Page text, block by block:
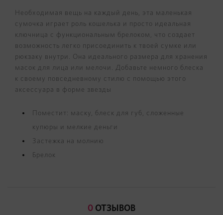
Необходимая вещь на каждый день, эта маленькая
сумочка играет роль кошелька и просто идеальная
ключница с функциональным брелоком, что создает
возможность легко присоединить к твоей сумке или
рюкзаку внутри. Она идеального размера для хранения
масок для лица или мелочи. Добавьте немного блеска
к своему повседневному стилю с помощью этого
аксессуара в форме звезды
Поместит: маску, блеск для губ, сложенные
купюры и мелкие деньги
Застежка на молнию
Брелок
0 ОТЗЫВОВ